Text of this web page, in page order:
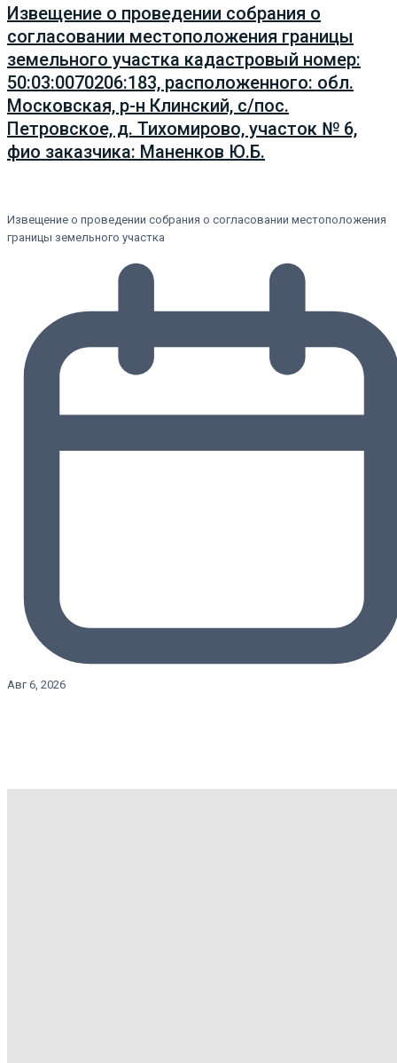
Извещение о проведении собрания о
согласовании местоположения границы
земельного участка кадастровый номер:
50:03:0070206:183, расположенного: обл.
Московская, р-н Клинский, с/пос.
Петровское, д. Тихомирово, участок № 6,
фио заказчика: Маненков Ю.Б.
Извещение о проведении собрания о согласовании местоположения
границы земельного участка
Авг 6, 2026